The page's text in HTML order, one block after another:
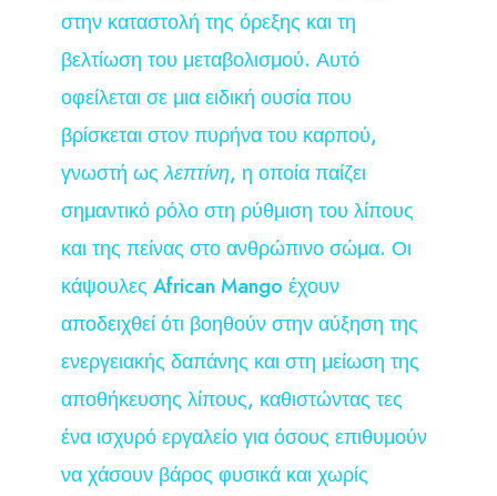
στην καταστολή της όρεξης και τη
βελτίωση του μεταβολισμού. Αυτό
οφείλεται σε μια ειδική ουσία που
βρίσκεται στον πυρήνα του καρπού,
γνωστή ωςλεπτίνη, η οποία παίζει
σημαντικό ρόλο στη ρύθμιση του λίπους
και της πείνας στο ανθρώπινο σώμα. Οι
κάψουλες African Mango έχουν
αποδειχθεί ότι βοηθούν στην αύξηση της
ενεργειακής δαπάνης και στη μείωση της
αποθήκευσης λίπους, καθιστώντας τες
ένα ισχυρό εργαλείο για όσους επιθυμούν
να χάσουν βάρος φυσικά και χωρίς